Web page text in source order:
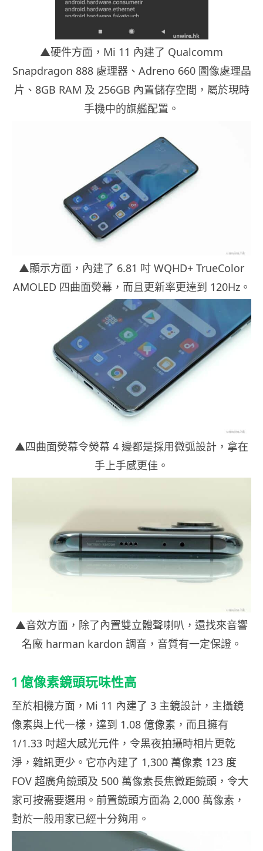
▲硬件方面，Mi 11 內建了 Qualcomm
Snapdragon 888 處理器、Adreno 660 圖像處理晶
片、8GB RAM 及 256GB 內置儲存空間，屬於現時
手機中的旗艦配置。
▲顯示方面，內建了 6.81 吋 WQHD+ TrueColor
AMOLED 四曲面熒幕，而且更新率更達到 120Hz。
▲四曲面熒幕令熒幕 4 邊都是採用微弧設計，拿在
手上手感更佳。
▲音效方面，除了內置雙立體聲喇叭，還找來音響
名廠 harman kardon 調音，音質有一定保證。
1 億像素鏡頭玩味性高
至於相機方面，Mi 11 內建了 3 主鏡設計，主攝鏡
像素與上代一樣，達到 1.08 億像素，而且擁有
1/1.33 吋超大感光元件，令黑夜拍攝時相片更乾
淨，雜訊更少。它亦內建了 1,300 萬像素 123 度
FOV 超廣角鏡頭及 500 萬像素長焦微距鏡頭，令大
家可按需要選用。前置鏡頭方面為 2,000 萬像素，
對於一般用家已經十分夠用。